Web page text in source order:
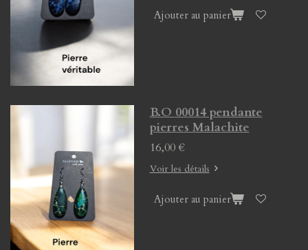
Ajouter au panier
B.O 00014 pendante
pierres Malachite
16,00 €
Voir les détails
Ajouter au panier